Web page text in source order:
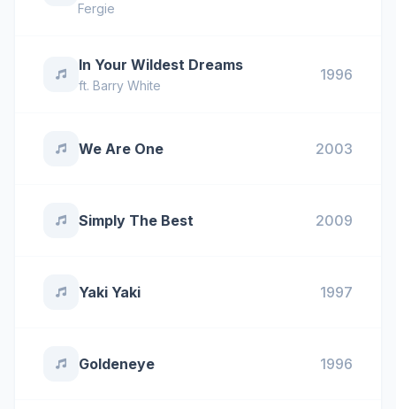
Fergie
In Your Wildest Dreams
ft. Barry White
1996
We Are One 2003
Simply The Best 2009
Yaki Yaki 1997
Goldeneye 1996